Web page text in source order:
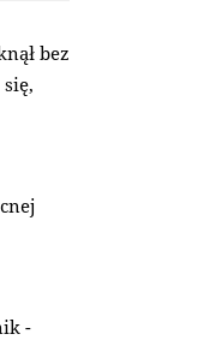
bez
-